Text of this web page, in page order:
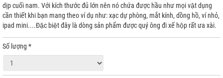
dịp cuối nam. Với kích thước đủ lớn nên nó chứa được hầu như mọi vật dụng
cần thiết khi bạn mang theo ví dụ như: xạc dự phòng, mắt kính, dồng hồ, ví nhỏ,
ipad mini....Đặc biệt đây là dòng sản phẩm được quý ông đi xế hộp rất ưa xài.
Số lượng *